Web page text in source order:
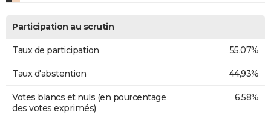
Participation au scrutin
Taux de participation 55,07%
Taux d'abstention 44,93%
Votes blancs et nuls (en pourcentage
des votes exprimés)
6,58%